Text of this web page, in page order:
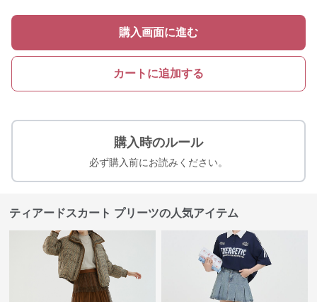
購入画面に進む
カートに追加する
購入時のルール
必ず購入前にお読みください。
ティアードスカート プリーツの人気アイテム